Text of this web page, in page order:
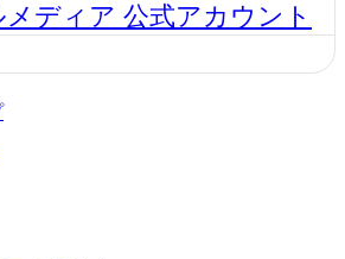
ディア 公式アカウント